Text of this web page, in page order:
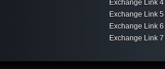
Exchange Link 4
Exchange Link 5
Exchange Link 6
Exchange Link 7